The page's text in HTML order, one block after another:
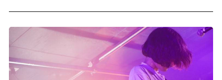
ログイン